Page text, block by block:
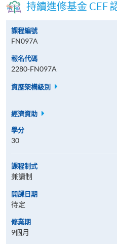
持續進修基金 CEF
課程編號
FN097A
報名代碼
2280-FN097A
資歷架構級別
經濟資助
學分
30
課程制式
兼讀制
開課日期
待定
修業期
9個月